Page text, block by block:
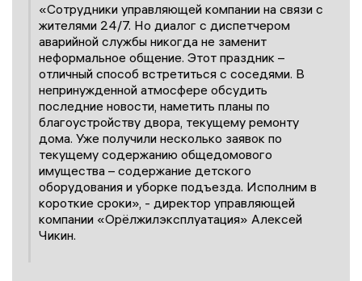
«Сотрудники управляющей компании на связи с
жителями 24/7. Но диалог с диспетчером
аварийной службы никогда не заменит
неформальное общение. Этот праздник –
отличный способ встретиться с соседями. В
непринужденной атмосфере обсудить
последние новости, наметить планы по
благоустройству двора, текущему ремонту
дома. Уже получили несколько заявок по
текущему содержанию общедомового
имущества – содержание детского
оборудования и уборке подъезда. Исполним в
короткие сроки», - директор управляющей
компании «Орёлжилэксплуатация» Алексей
Чикин.